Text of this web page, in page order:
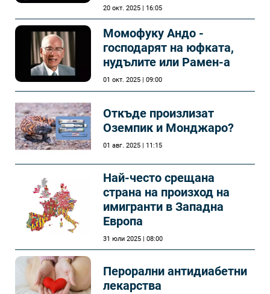
20 окт. 2025 | 16:05
Момофуку Андо -
господарят на юфката,
нудълите или Рамен-а
01 окт. 2025 | 09:00
Откъде произлизат
Оземпик и Монджаро?
01 авг. 2025 | 11:15
Най-често срещана
страна на произход на
имигранти в Западна
Европа
31 юли 2025 | 08:00
Перорални антидиабетни
лекарства